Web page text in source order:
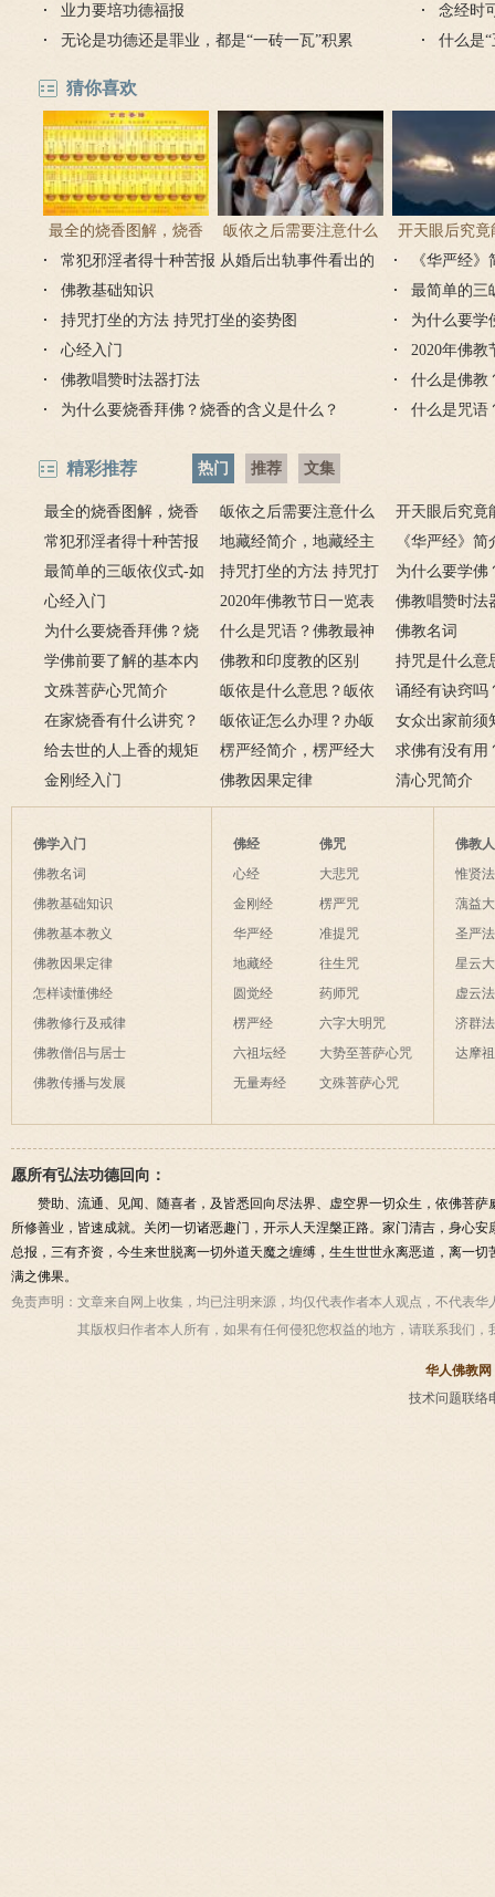
业力要培功德福报
无论是功德还是罪业，都是“一砖一瓦”积累
雨
念经时
什么是
猜你喜欢
最全的烧香图解，烧香
有何含义与讲究？
皈依之后需要注意什么
吗 皈依佛门后的注意事
开天眼后究竟
么？
常犯邪淫者得十种苦报 从婚后出轨事件看出的
因果报应
《华严经
佛教基础知识
最简单的三
持咒打坐的方法 持咒打坐的姿势图
为什么要学
心经入门
2020年佛教
佛教唱赞时法器打法
什么是佛教
为什么要烧香拜佛？烧香的含义是什么？
什么是咒语
精彩推荐 热门 推荐 文集
最全的烧香图解，烧香
有何含义与讲究？
皈依之后需要注意什么
吗 皈依佛门后的注意事
项
开天眼后究竟
么？
常犯邪淫者得十种苦报
从婚后出轨事件看出的因
果报应
地藏经简介，地藏经主
要讲什么？
《华严经》简
广佛华严经讲
最简单的三皈依仪式-如
何授三皈五戒居士仪轨
持咒打坐的方法 持咒打
坐的姿势图
为什么要学佛
用呢？
心经入门 2020年佛教节日一览表
佛教唱赞时法
为什么要烧香拜佛？烧
香的含义是什么？
什么是咒语？佛教最神
奇的九个咒语
佛教名词
学佛前要了解的基本内
容
佛教和印度教的区别
持咒是什么意
持咒？
文殊菩萨心咒简介
皈依是什么意思？皈依
三宝又是什么意思？
诵经有诀窍吗
十二条诀窍
在家烧香有什么讲究？
一些禁忌千万不要触
碰！
皈依证怎么办理？办皈
依证后的忌讳是什么？
女众出家前须
只有一次出家
给去世的人上香的规矩
楞严经简介，楞严经大
致在讲什么？
求佛有没有用
说佛菩萨可以
金刚经入门 佛教因果定律 清心咒简介
佛学入门
佛教名词
佛教基础知识
佛教基本教义
佛教因果定律
怎样读懂佛经
佛教修行及戒律
佛教僧侣与居士
佛教传播与发展
佛经
心经
金刚经
华严经
地藏经
圆觉经
楞严经
六祖坛经
无量寿经
佛咒
大悲咒
楞严咒
准提咒
往生咒
药师咒
六字大明咒
大势至菩萨心咒
文殊菩萨心咒
佛教
惟贤
蕅益
圣严
星云
虚云
济群
达摩
愿所有弘法功德回向：
赞助、流通、见闻、随喜者，及皆悉回向尽法界、虚空界一切众生，依佛菩
所修善业，皆速成就。关闭一切诸恶趣门，开示人天涅槃正路。家门清吉，身心
总报，三有齐资，今生来世脱离一切外道天魔之缠缚，生生世世永离恶道，离一
满之佛果。
免责声明： 文章来自网上收集，均已注明来源，均仅代表作者本人观点，不代表
其版权归作者本人所有，如果有任何侵犯您权益的地方，请联系我们，
华人佛教网
技术问题联络